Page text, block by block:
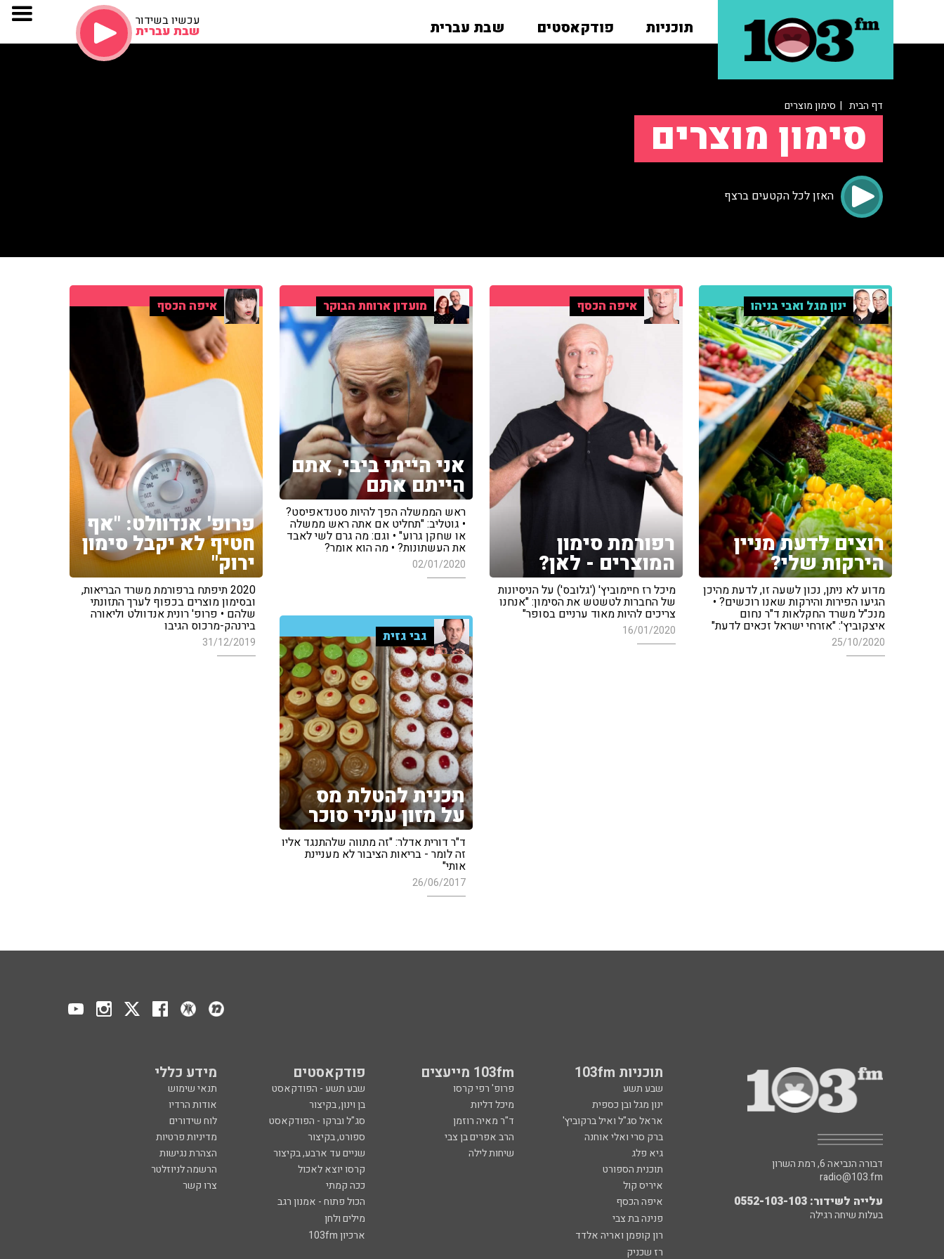
תוכניות פודקאסטים שבת עברית עכשיו בשידור
שבת עברית
דף הבית | סימון מוצרים
סימון מוצרים
האזן לכל הקטעים ברצף
ינון מגל ואבי בניהו
רוצים לדעת מניין
הירקות שלי?
מדוע לא ניתן, נכון לשעה זו, לדעת מהיכן
הגיעו הפירות והירקות שאנו רוכשים? •
מנכ"ל משרד החקלאות ד"ר נחום
איצקוביץ': "אזרחי ישראל זכאים לדעת"
25/10/2020
איפה הכסף
רפורמת סימון
המוצרים - לאן?
מיכל רז חיימוביץ' ('גלובס') על הניסיונות
של החברות לטשטש את הסימון: "אנחנו
צריכים להיות מאוד ערניים בסופר"
16/01/2020
מועדון ארוחת הבוקר
אני הייתי ביבי, אתם
הייתם אתם
ראש הממשלה הפך להיות סטנדאפיסט?
• גוטליב: "תחליט אם אתה ראש ממשלה
או שחקן גרוע" • וגם: מה גרם לשי לאבד
את העשתונות? • מה הוא אומר?
02/01/2020
איפה הכסף
פרופ' אנדוולט: "אף
חטיף לא יקבל סימון
ירוק"
2020 תיפתח ברפורמת משרד הבריאות,
ובסימון מוצרים בכפוף לערך התזונתי
שלהם • פרופ' רונית אנדוולט וליאורה
בירנהק-מרכוס הגיבו
31/12/2019 גבי גזית
תכנית להטלת מס
על מזון עתיר סוכר
ד"ר דורית אדלר: "זה מתווה שלהתנגד אליו
זה לומר - בריאות הציבור לא מעניינת
אותי"
26/06/2017
תוכניות 103fm 103fm מייעצים פודקאסטים מידע כללי
שבע תשע פרופ' רפי קרסו שבע תשע - הפודקאסט
תנאי שימוש
ינון מגל ובן כספית
מיכל דליות בן וינון, בקיצור
אודות הרדיו
אראל סג"ל ואיל ברקוביץ'
ד"ר מאיה רוזמן סג"ל וברקו - הפודקאסט
לוח שידורים
ברק סרי ואלי אוחנה
הרב אפרים בן צבי ספורט, בקיצור
מדיניות פרטיות
גיא פלג
שיחות לילה שניים עד ארבע, בקיצור
הצהרת נגישות
תוכנית הספורט
קרסו יוצא לאכול
הרשמה לניוזלטר
איריס קול
ככה קמתי
צרו קשר
איפה הכסף
הכול פתוח - אמנון רגב
פנינה בת צבי
מילים ולחן
רון קופמן ואריה אלדד
ארכיון 103fm
רז שכניק
דבורה הנביאה 6, רמת השרון
radio@103.fm
עלייה לשידור: 0552-103-103
בעלות שיחה רגילה